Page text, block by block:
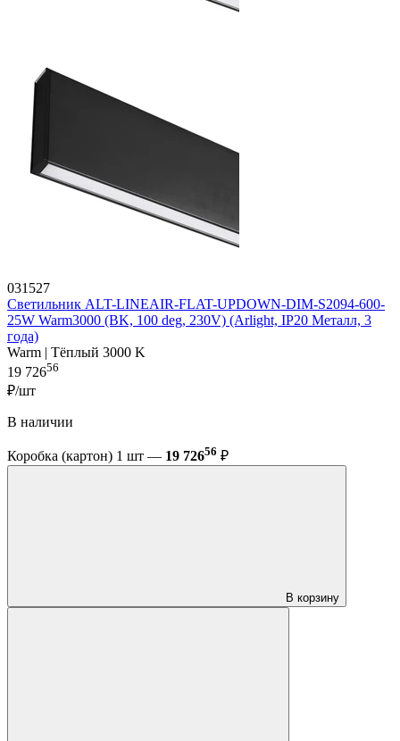
031527
Светильник ALT-LINEAIR-FLAT-UPDOWN-DIM-S2094-600-
25W Warm3000 (BK, 100 deg, 230V) (Arlight, IP20 Металл, 3
года)
Warm | Тёплый 3000 K
19 72656
₽/шт
В наличии
Коробка (картон) 1 шт — 19 72656 ₽
В корзину